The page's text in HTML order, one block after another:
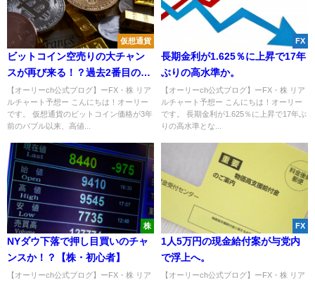
仮想通貨
ビットコイン空売りの大チャン
スが再び来る！？過去2番目の高
値に！【仮想通貨・金】
【オーリーch公式ブログ】ーFX・株 リア
ルチャート予想ー こんにちは！オーリー
です。 仮想通貨のビットコイン価格が3年
前のバブル以来、高値...
FX
長期金利が1.625％に上昇で17年
ぶりの高水準か。
【オーリーch公式ブログ】ーFX・株 リア
ルチャート予想ー こんにちは！オーリー
です。 長期金利が1.625％に上昇で17年ぶ
りの高水準とな...
株
NYダウ下落で押し目買いのチャ
ンスか！？【株・初心者】
【オーリーch公式ブログ】ーFX・株 リア
FX
1人5万円の現金給付案が与党内
で浮上へ。
【オーリーch公式ブログ】ーFX・株 リア